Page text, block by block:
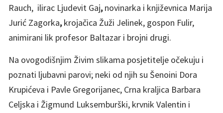
Rauch, ilirac Ljudevit Gaj,novinarka i književnica Marija
Jurić Zagorka,krojačica Žuži Jelinek, gospon Fulir,
animirani lik profesor Baltazar i brojni drugi.
Na ovogodišnjim Živim slikama posjetitelje očekuju i
poznati ljubavni parovi; neki od njih su Šenoini Dora
Krupićeva i Pavle Gregorijanec, Crna kraljica Barbara
Celjska i Žigmund Luksemburški, krvnik Valentin i